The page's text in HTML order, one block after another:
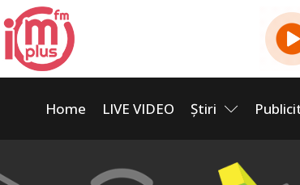
Home LIVE VIDEO Știri